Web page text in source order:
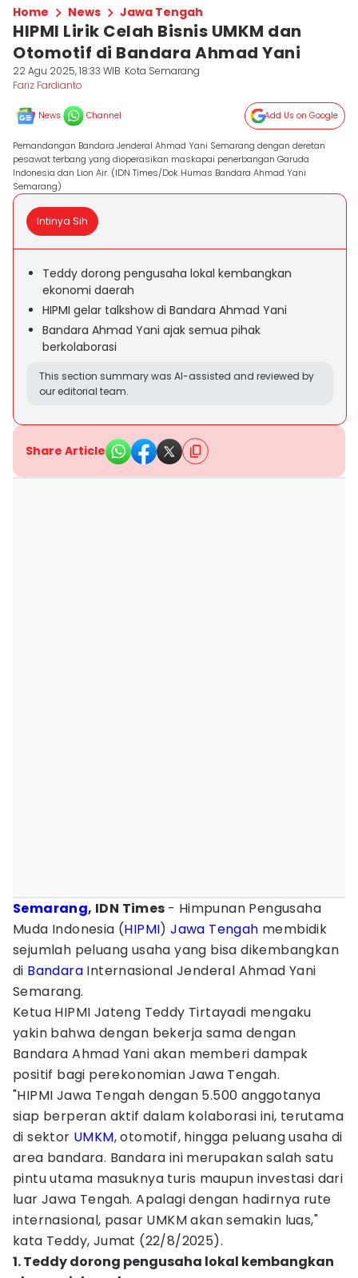
Home News Jawa Tengah
HIPMI Lirik Celah Bisnis UMKM dan
Otomotif di Bandara Ahmad Yani
22 Agu 2025, 18:33 WIB Kota Semarang
Fariz Fardianto
News Channel Add Us on Google
Pemandangan Bandara Jenderal Ahmad Yani Semarang dengan deretan
pesawat terbang yang dioperasikan maskapai penerbangan Garuda
Indonesia dan Lion Air. (IDN Times/Dok Humas Bandara Ahmad Yani
Semarang)
Intinya Sih
Teddy dorong pengusaha lokal kembangkan
ekonomi daerah
HIPMI gelar talkshow di Bandara Ahmad Yani
Bandara Ahmad Yani ajak semua pihak
berkolaborasi
This section summary was AI-assisted and reviewed by
our editorial team.
Share Article
Semarang, IDN Times - Himpunan Pengusaha
Muda Indonesia (HIPMI)Jawa Tengah membidik
sejumlah peluang usaha yang bisa dikembangkan
di Bandara Internasional Jenderal Ahmad Yani
Semarang.
Ketua HIPMI Jateng Teddy Tirtayadi mengaku
yakin bahwa dengan bekerja sama dengan
Bandara Ahmad Yani akan memberi dampak
positif bagi perekonomian Jawa Tengah.
"HIPMI Jawa Tengah dengan 5.500 anggotanya
siap berperan aktif dalam kolaborasi ini, terutama
di sektor UMKM, otomotif, hingga peluang usaha di
area bandara. Bandara ini merupakan salah satu
pintu utama masuknya turis maupun investasi dari
luar Jawa Tengah. Apalagi dengan hadirnya rute
internasional, pasar UMKM akan semakin luas,"
kata Teddy, Jumat (22/8/2025).
1. Teddy dorong pengusaha lokal kembangkan